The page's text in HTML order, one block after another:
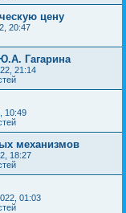
цену
20:47
Гагарина
21:14
10:49
механизмов
18:27
01:03